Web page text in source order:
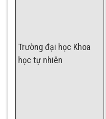
Trường đại học Khoa
học tự nhiên